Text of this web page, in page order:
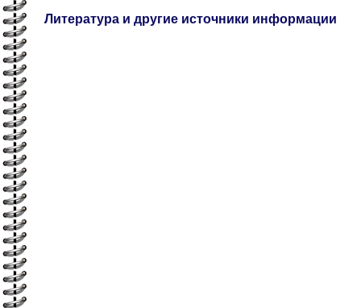
Литература и другие источники информации